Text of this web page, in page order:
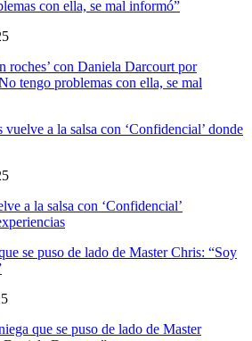
con ella, se mal informó”
vuelve a la salsa con ‘Confidencial’ donde
se puso de lado de Master Chris: “Soy